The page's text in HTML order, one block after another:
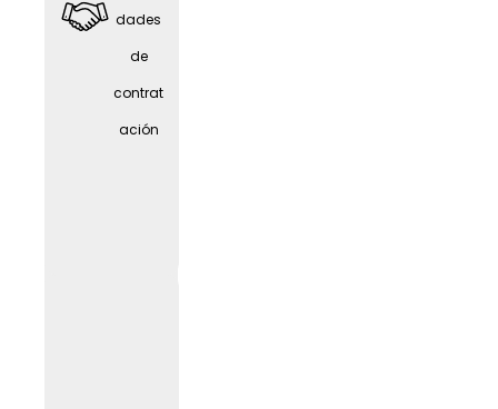
ement
ario
gratuit
o
dades
de
contrat
ación